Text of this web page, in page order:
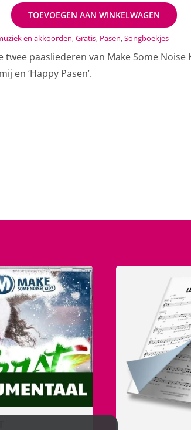
TOEVOEGEN AAN WINKELWAGEN
en akkoorden,Gratis, Pasen,Songboekjes
twee paasliederen van Make Some Noise
en ‘Happy Pasen’.